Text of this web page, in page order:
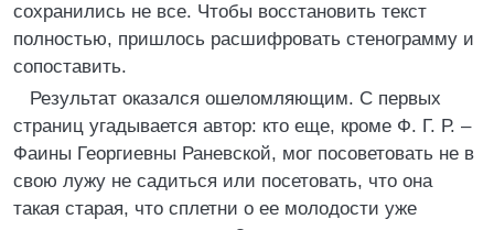
сохранились не все. Чтобы восстановить текст
полностью, пришлось расшифровать стенограмму и
сопоставить.
Результат оказался ошеломляющим. С первых
страниц угадывается автор: кто еще, кроме Ф. Г. Р. –
Фаины Георгиевны Раневской, мог посоветовать не в
свою лужу не садиться или посетовать, что она
такая старая, что сплетни о ее молодости уже